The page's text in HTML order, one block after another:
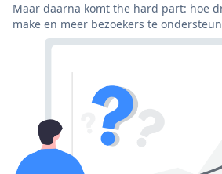
Maar daarna komt the hard part: hoe
make en meer bezoekers te